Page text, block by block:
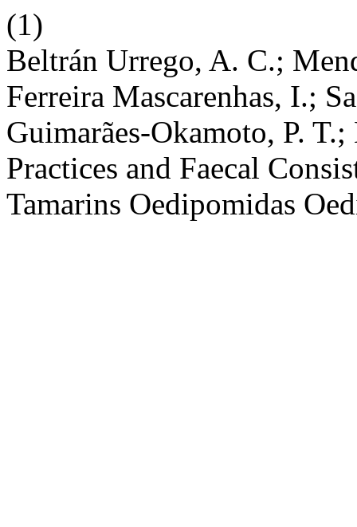
(1)
Beltrán Urrego, A. C.;
Ferreira Mascarenhas, I.;
Guimarães-Okamoto, P.
Practices and Faecal
Tamarins Oedipomidas